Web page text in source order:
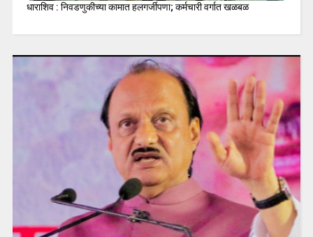
धाराशिव : निवडणुकीच्या कामात हलगर्जीपणा; कर्मचारी वर्गात खळबळ